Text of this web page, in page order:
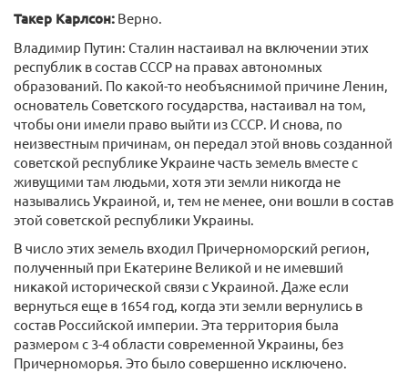
Такер Карлсон: Верно.
Владимир Путин: Сталин настаивал на включении этих
республик в состав СССР на правах автономных
образований. По какой-то необъяснимой причине Ленин,
основатель Советского государства, настаивал на том,
чтобы они имели право выйти из СССР. И снова, по
неизвестным причинам, он передал этой вновь созданной
советской республике Украине часть земель вместе с
живущими там людьми, хотя эти земли никогда не
назывались Украиной, и, тем не менее, они вошли в состав
этой советской республики Украины.
В число этих земель входил Причерноморский регион,
полученный при Екатерине Великой и не имевший
никакой исторической связи с Украиной. Даже если
вернуться еще в 1654 год, когда эти земли вернулись в
состав Российской империи. Эта территория была
размером с 3-4 области современной Украины, без
Причерноморья. Это было совершенно исключено.